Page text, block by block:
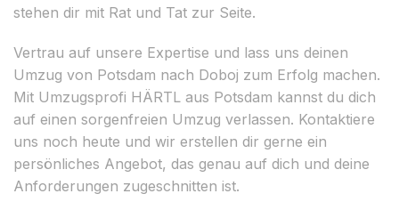
stehen dir mit Rat und Tat zur Seite.
Vertrau auf unsere Expertise und lass uns deinen
Umzug von Potsdam nach Doboj zum Erfolg machen.
Mit Umzugsprofi HÄRTL aus Potsdam kannst du dich
auf einen sorgenfreien Umzug verlassen. Kontaktiere
uns noch heute und wir erstellen dir gerne ein
persönliches Angebot, das genau auf dich und deine
Anforderungen zugeschnitten ist.